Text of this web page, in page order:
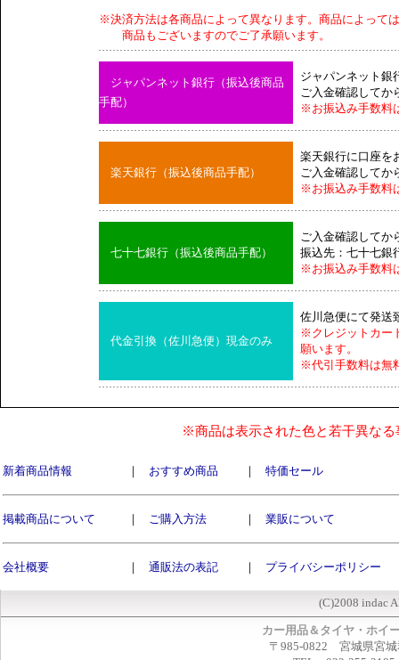
※決済方法は各商品によって異なります。商品によって
商品もございますのでご了承願います。
ジャパンネット銀行（振込後商品
手配）
ジャパンネット銀
ご入金確認してか
※お振込み手数料
楽天銀行（振込後商品手配）
楽天銀行に口座を
ご入金確認してか
※お振込み手数料
七十七銀行（振込後商品手配）
ご入金確認してか
振込先：七十七銀
※お振込み手数料
代金引換（佐川急便）現金のみ
佐川急便にて発送
※クレジットカー
願います。
※代引手数料は無
※商品は表示された色と若干異な
新着商品情報 ｜ おすすめ商品 ｜ 特価セール
掲載商品について ｜ ご購入方法 ｜ 業販について
会社概要 ｜ 通販法の表記 ｜ プライバシーポリシー
(C)2008 indac
カー用品＆タイヤ・ホイ
〒985-0822 宮城県宮城